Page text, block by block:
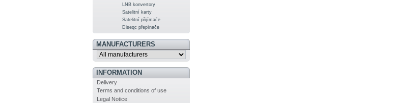
LNB konvertory
Satelitní karty
Satelitní přijímače
Diseqc přepínače
MANUFACTURERS
INFORMATION
Delivery
Terms and conditions of use
Legal Notice